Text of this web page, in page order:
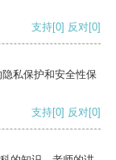
支持[0] 反对[0]
私保护和安全性保
支持[0] 反对[0]